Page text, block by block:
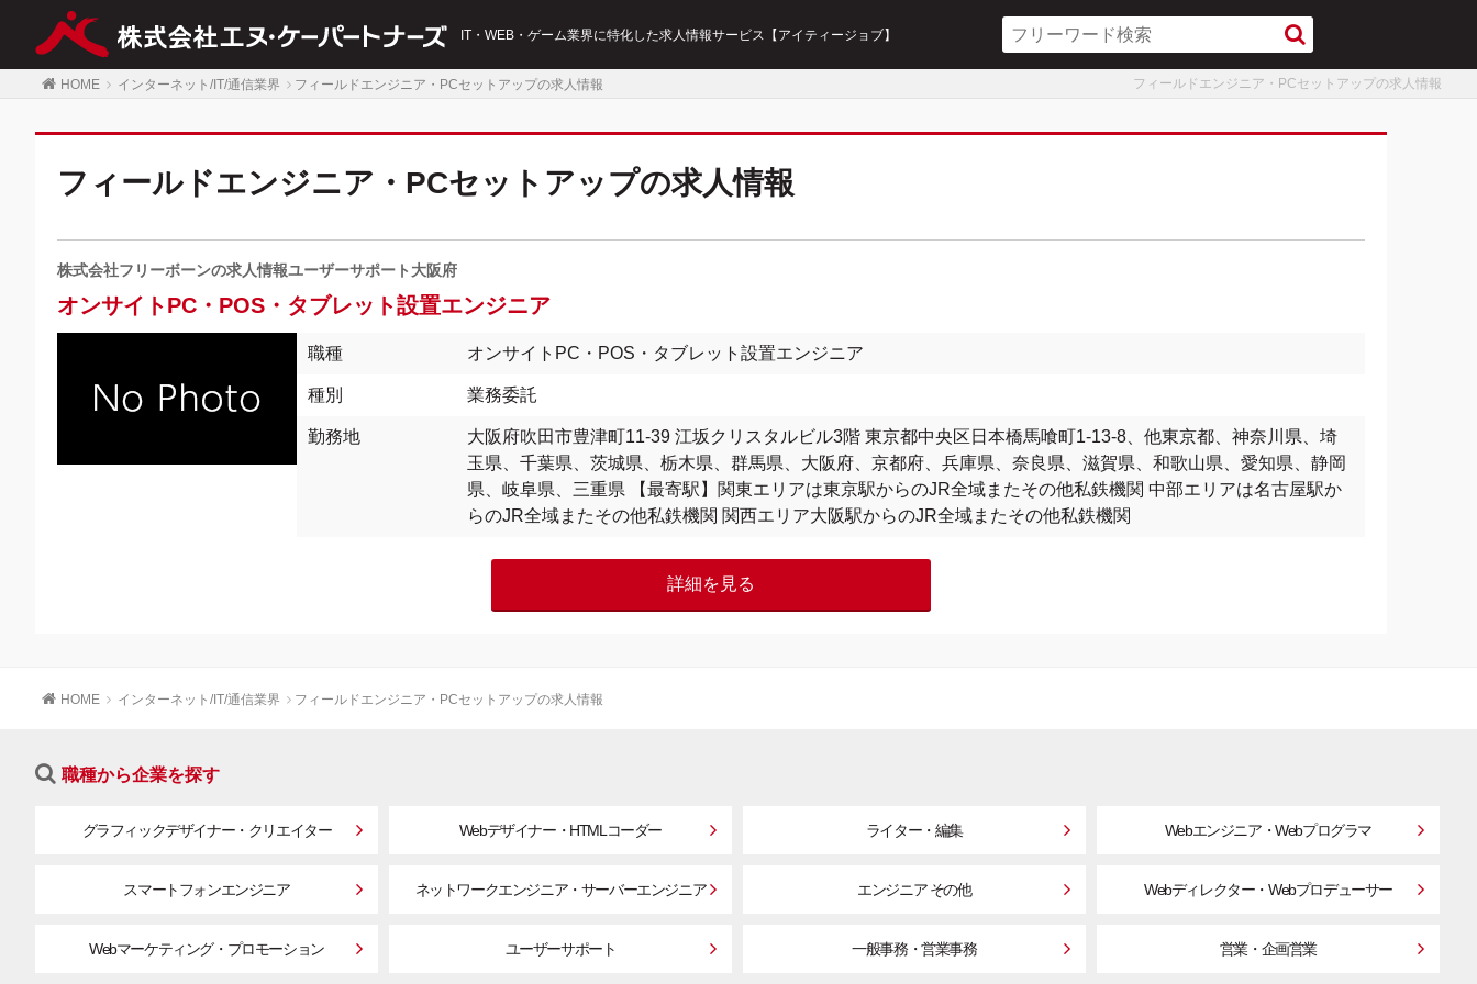
IT・WEB・ゲーム業界に特化した求人情報サービス【アイティージョブ】
フィールドエンジニア・PCセットアップの求人情報
HOME インターネット/IT/通信業界 フィールドエンジニア・PCセットアップの求人情報
フィールドエンジニア・PCセットアップの求人情報
株式会社フリーボーンの求人情報ユーザーサポート大阪府
オンサイトPC・POS・タブレット設置エンジニア
職種 オンサイトPC・POS・タブレット設置エンジニア
種別 業務委託
勤務地
大阪府吹田市豊津町11-39 江坂クリスタルビル3階 東京都中央区日本橋馬喰町1-13-8、他東京都、神奈川県、埼
玉県、千葉県、茨城県、栃木県、群馬県、大阪府、京都府、兵庫県、奈良県、滋賀県、和歌山県、愛知県、静岡
県、岐阜県、三重県 【最寄駅】関東エリアは東京駅からのJR全域またその他私鉄機関 中部エリアは名古屋駅か
らのJR全域またその他私鉄機関 関西エリア大阪駅からのJR全域またその他私鉄機関
詳細を見る
HOME インターネット/IT/通信業界 フィールドエンジニア・PCセットアップの求人情報
職種から企業を探す
グラフィックデザイナー・クリエイター Webデザイナー・HTMLコーダー ライター・編集 Webエンジニア・Webプログラマ
スマートフォンエンジニア ネットワークエンジニア・サーバーエンジニア エンジニア その他 Webディレクター・Webプロデューサー
Webマーケティング・プロモーション ユーザーサポート 一般事務・営業事務 営業・企画営業